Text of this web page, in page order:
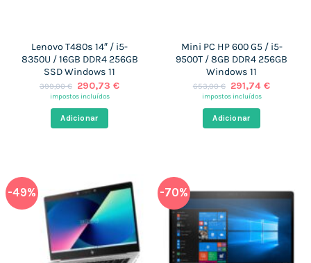
Lenovo T480s 14″ / i5-
8350U / 16GB DDR4 256GB
SSD Windows 11
399,00€ O
preço
era:
399,00 €.
290,73€O
impostos incluídos
Adicionar
Mini PC HP 600 G5 / i5-
9500T / 8GB DDR4 256GB
Windows 11
653,00€ O
preço
era:
653,00 €.
291,74€O
impostos incluídos
Adicionar
-49% -70%